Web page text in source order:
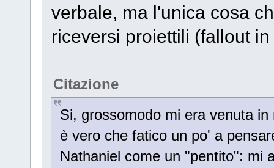
verbale, ma l'unica cosa
riceversi proiettili (fallout
Citazione
Si, grossomodo mi era venuta
è vero che fatico un po' a
Nathaniel come un "pentito": mi